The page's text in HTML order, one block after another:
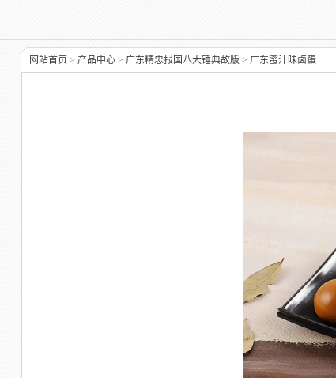
网站首页 > 产品中心 > 广东精忠报国八大锤典故版 > 广东蜜汁味卤蛋